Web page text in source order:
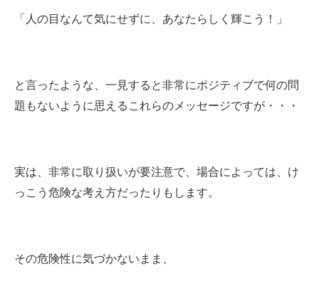
「人の目なんて気にせずに、あなたらしく輝こう！」
と言ったような、一見すると非常にポジティブで何の問
題もないように思えるこれらのメッセージですが・・・
実は、非常に取り扱いが要注意で、場合によっては、け
っこう危険な考え方だったりもします。
その危険性に気づかないまま、